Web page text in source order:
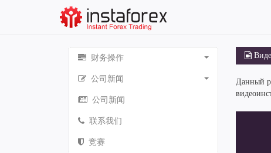
财务操作
公司新闻
公司新闻
联系我们
竞赛
Данный